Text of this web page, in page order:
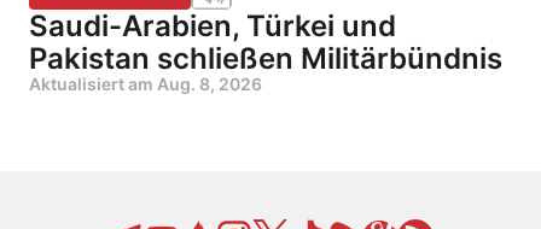
Saudi-Arabien, Türkei und
Pakistan schließen Militärbündnis
Aktualisiert am Aug. 8, 2026